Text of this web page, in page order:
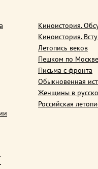
Киноистория.
Киноистория.
Летопись веков
Пешком по Москве
Письма с фронта
Обыкновенная
Женщины в
Российская